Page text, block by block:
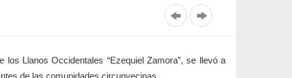
Llanos Occidentales “Ezequiel Zamora”, se llevó a